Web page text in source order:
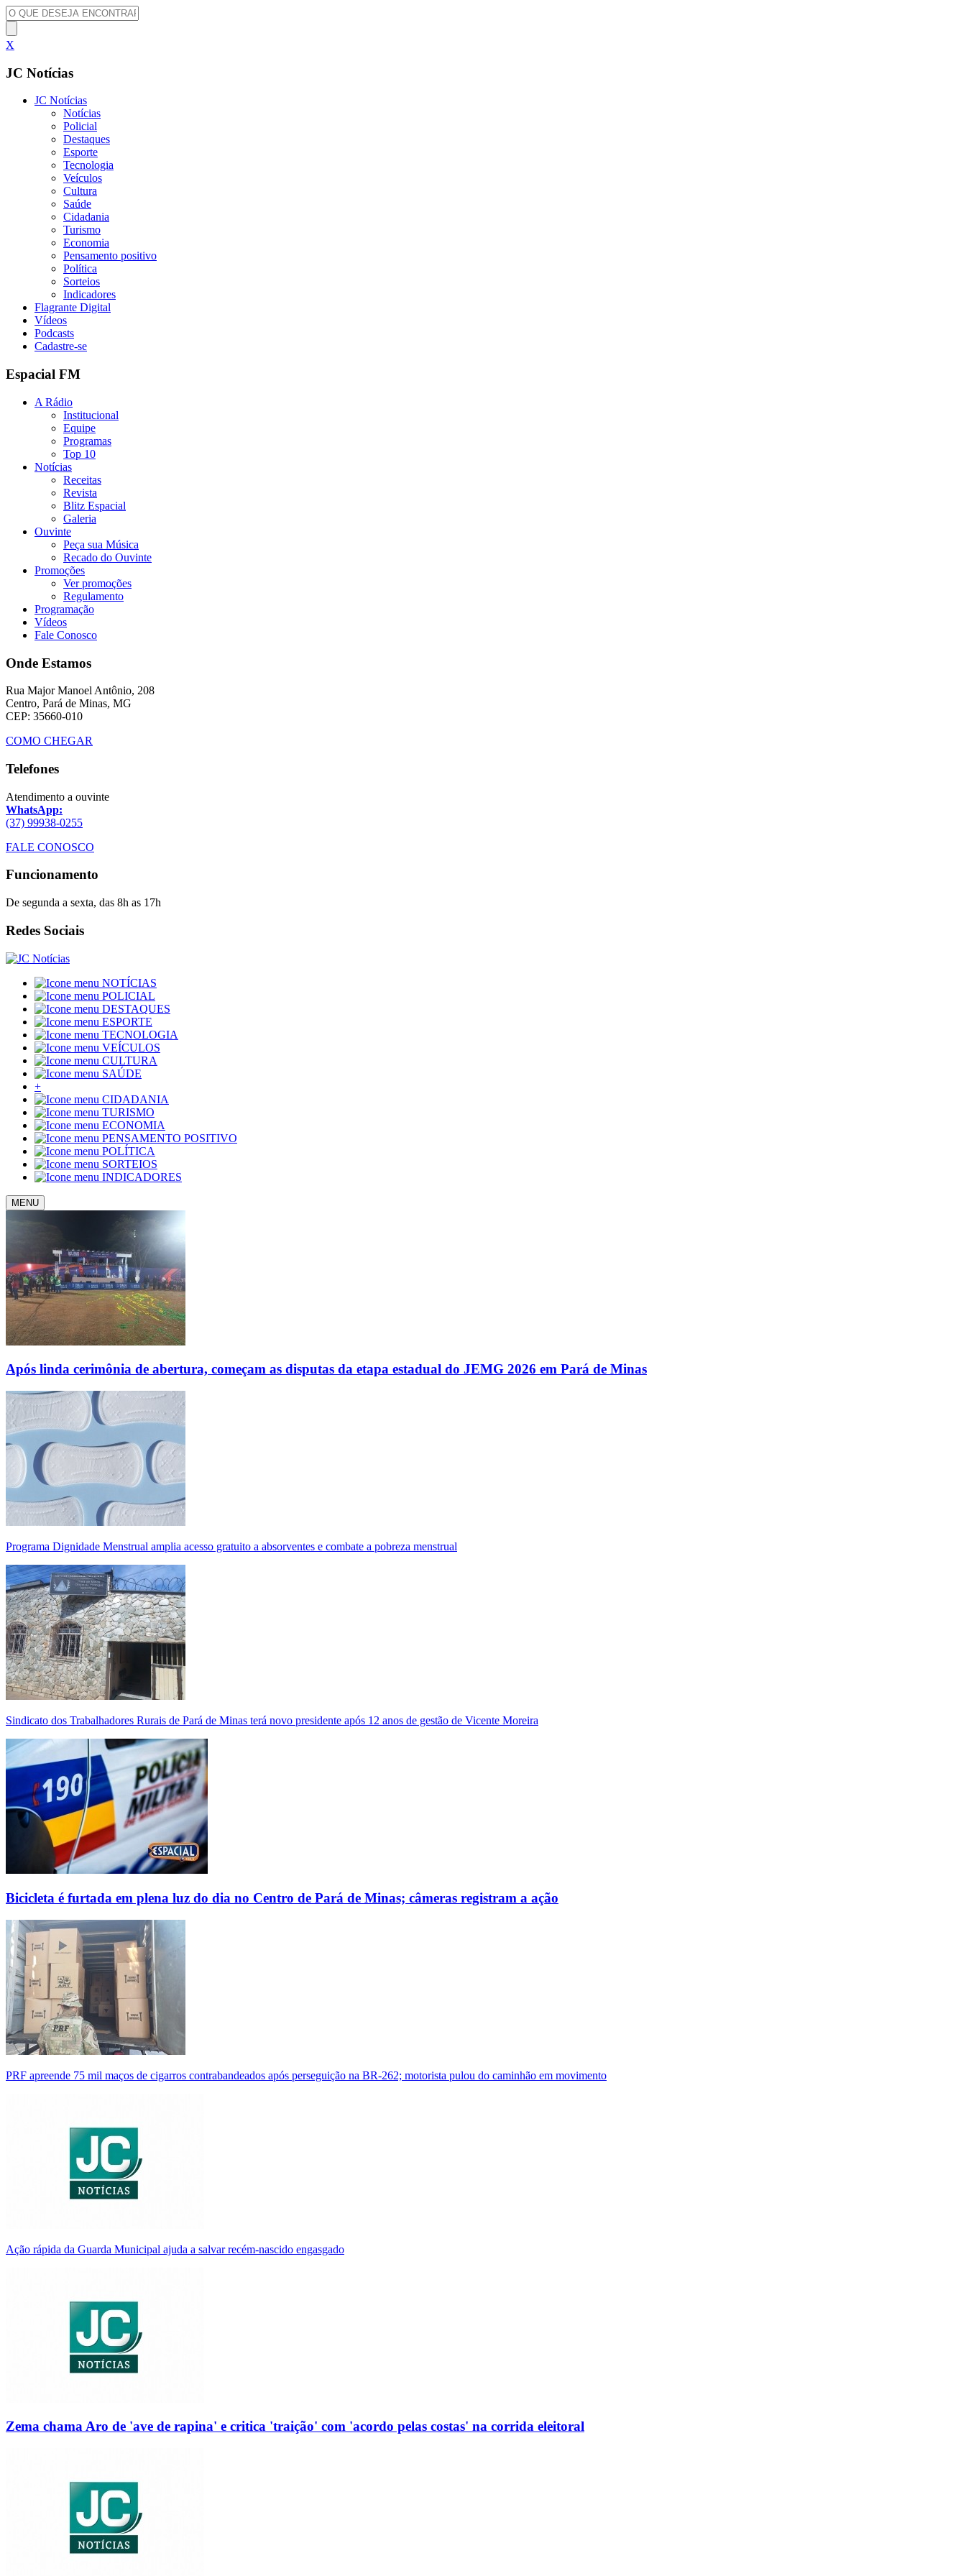
X
JC Notícias
JC Notícias
Notícias
Policial
Destaques
Esporte
Tecnologia
Veículos
Cultura
Saúde
Cidadania
Turismo
Economia
Pensamento positivo
Política
Sorteios
Indicadores
Flagrante Digital
Vídeos
Podcasts
Cadastre-se
Espacial FM
A Rádio
Institucional
Equipe
Programas
Top 10
Notícias
Receitas
Revista
Blitz Espacial
Galeria
Ouvinte
Peça sua Música
Recado do Ouvinte
Promoções
Ver promoções
Regulamento
Programação
Vídeos
Fale Conosco
Onde Estamos
Rua Major Manoel Antônio, 208
Centro, Pará de Minas, MG
CEP: 35660-010
COMO CHEGAR
Telefones
Atendimento a ouvinte
WhatsApp:
(37) 99938-0255
FALE CONOSCO
Funcionamento
De segunda a sexta, das 8h as 17h
Redes Sociais
NOTÍCIAS
POLICIAL
DESTAQUES
ESPORTE
TECNOLOGIA
VEÍCULOS
CULTURA
SAÚDE
+
CIDADANIA
TURISMO
ECONOMIA
PENSAMENTO POSITIVO
POLÍTICA
SORTEIOS
INDICADORES
MENU
Após linda cerimônia de abertura, começam as disputas da etapa estadual do JEMG 2026 em Pará de Minas
Programa Dignidade Menstrual amplia acesso gratuito a absorventes e combate a pobreza menstrual
Sindicato dos Trabalhadores Rurais de Pará de Minas terá novo presidente após 12 anos de gestão de Vicente Moreira
Bicicleta é furtada em plena luz do dia no Centro de Pará de Minas; câmeras registram a ação
PRF apreende 75 mil maços de cigarros contrabandeados após perseguição na BR-262; motorista pulou do caminhão em movimento
Ação rápida da Guarda Municipal ajuda a salvar recém-nascido engasgado
Zema chama Aro de 'ave de rapina' e critica 'traição' com 'acordo pelas costas' na corrida eleitoral